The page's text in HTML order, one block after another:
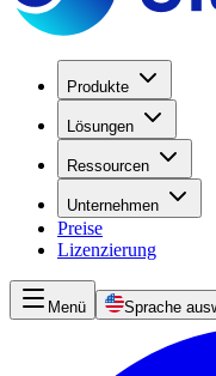
Produkte
Lösungen
Ressourcen
Unternehmen
Preise
Lizenzierung
Menü Sprache